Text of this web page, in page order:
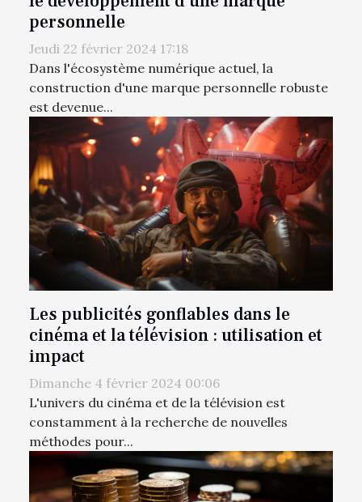
personnelle
Jeudi 22 février 2024 17:18
Dans l'écosystème numérique actuel, la
construction d'une marque personnelle robuste
est devenue...
Les publicités gonflables dans le
cinéma et la télévision : utilisation et
impact
Dimanche 4 février 2024 00:06
L'univers du cinéma et de la télévision est
constamment à la recherche de nouvelles
méthodes pour...